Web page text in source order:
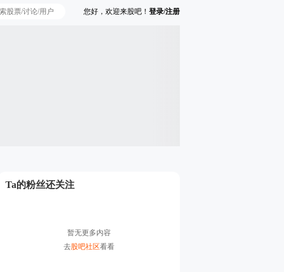
您好，欢迎来股吧！ 登录/注册
Ta的粉丝还关注
暂无更多内容
去股吧社区看看